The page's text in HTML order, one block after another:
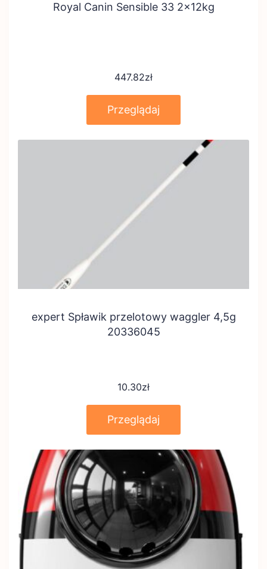
Royal Canin Sensible 33 2x12kg
447.82zł
Przeglądaj
expert Spławik przelotowy waggler 4,5g
20336045
10.30zł
Przeglądaj